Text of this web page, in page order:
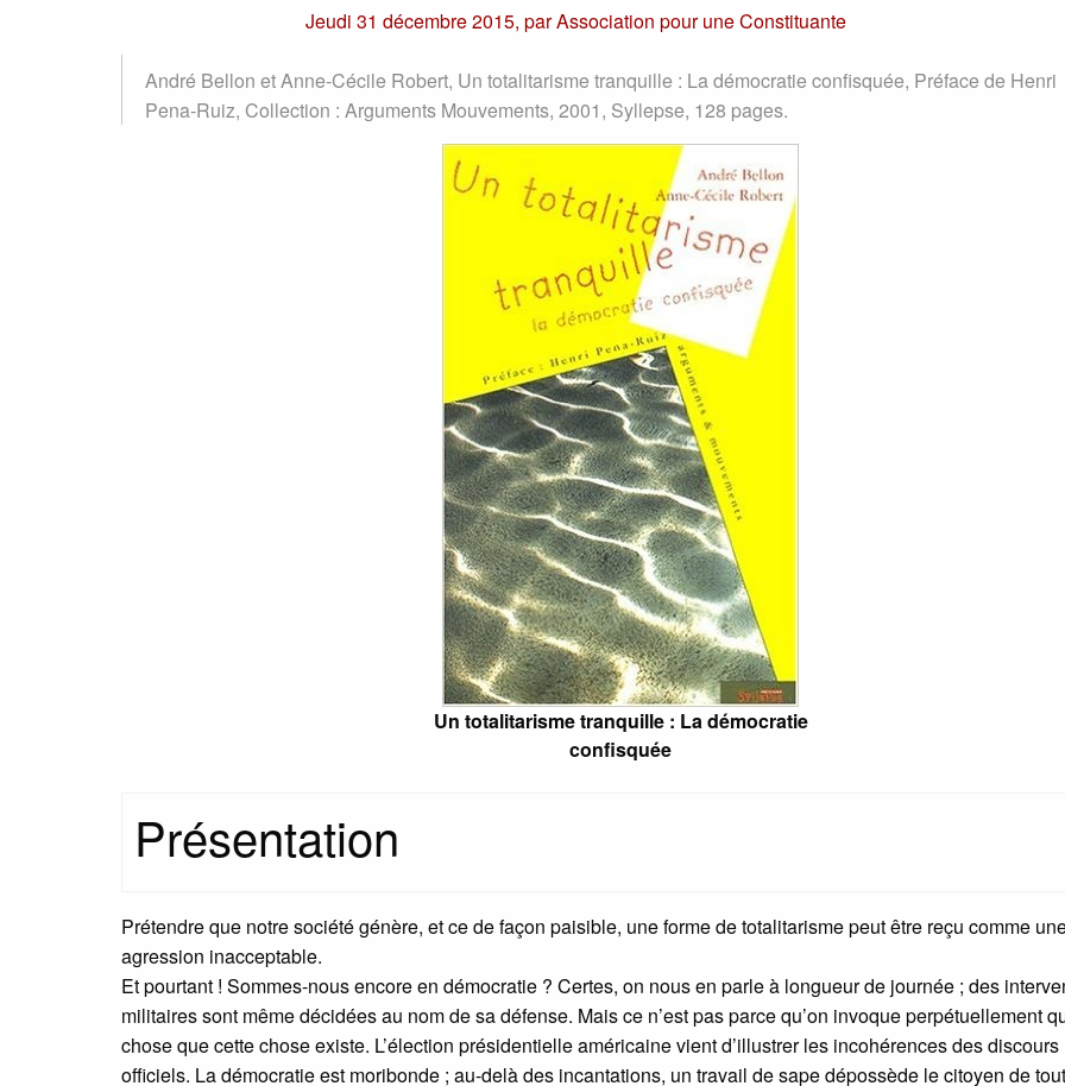
Jeudi 31 décembre 2015,parAssociation pour une Constituante
André Bellon et Anne-Cécile Robert, Un totalitarisme tranquille : La démocratie confisquée, Préface de Henri
Pena-Ruiz, Collection : Arguments Mouvements, 2001, Syllepse, 128 pages.
Un totalitarisme tranquille : La démocratie
confisquée
Présentation
Prétendre que notre société génère, et ce de façon paisible, une forme de totalitarisme peut être reçu comme
agression inacceptable.
Et pourtant ! Sommes-nous encore en démocratie ? Certes, on nous en parle à longueur de journée ; des
militaires sont même décidées au nom de sa défense. Mais ce n’est pas parce qu’on invoque perpétuellement
chose que cette chose existe. L’élection présidentielle américaine vient d’illustrer les incohérences des discours
officiels. La démocratie est moribonde ; au-delà des incantations, un travail de sape dépossède le citoyen de tout